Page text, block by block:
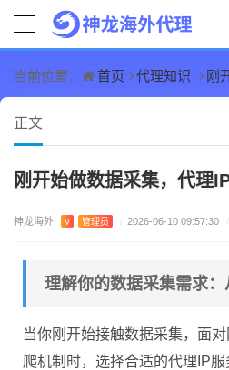
当前位置： 首页 代理知识 刚开
正文
刚开始做数据采集，代理
神龙海外 V 管理员 / 2026-06-10 09:57:30 /
理解你的数据采集需求
当你刚开始接触数据采集，面
爬机制时，选择合适的代理IP